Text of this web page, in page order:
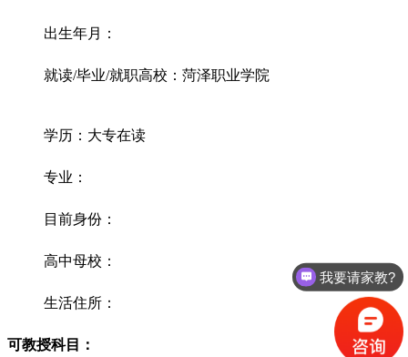
出生年月：
就读/毕业/就职高校：菏泽职业学院
学历：大专在读
专业：
目前身份：
高中母校：
生活住所：
可教授科目：
我要请家教?